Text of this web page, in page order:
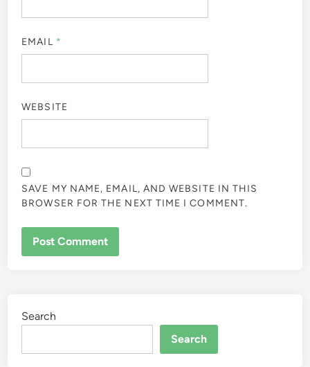
EMAIL *
WEBSITE
SAVE MY NAME, EMAIL, AND WEBSITE IN THIS
BROWSER FOR THE NEXT TIME I COMMENT.
Search
Search